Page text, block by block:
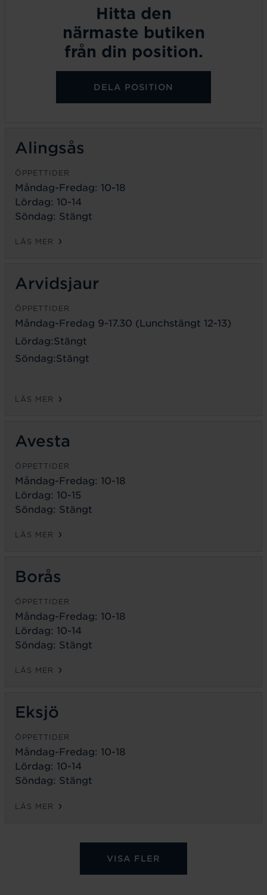
Hitta den
närmaste butiken
från din position.
DELA POSITION
Alingsås
ÖPPETTIDER
Måndag-Fredag: 10-18
Lördag: 10-14
Söndag: Stängt
LÄS MER
Arvidsjaur
ÖPPETTIDER
Måndag-Fredag 9-17.30 (Lunchstängt 12-13)
Lördag:Stängt
Söndag:Stängt
LÄS MER
Avesta
ÖPPETTIDER
Måndag-Fredag: 10-18
Lördag: 10-15
Söndag: Stängt
LÄS MER
Borås
ÖPPETTIDER
Måndag-Fredag: 10-18
Lördag: 10-14
Söndag: Stängt
LÄS MER
Eksjö
ÖPPETTIDER
Måndag-Fredag: 10-18
Lördag: 10-14
Söndag: Stängt
LÄS MER
VISA FLER